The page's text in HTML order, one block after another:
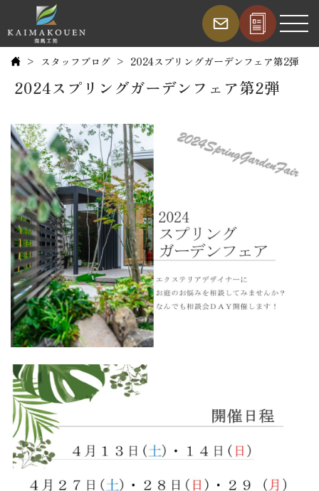
スタッフブログ 2024スプリングガーデンフェア第2弾
2024スプリングガーデンフェア第2弾